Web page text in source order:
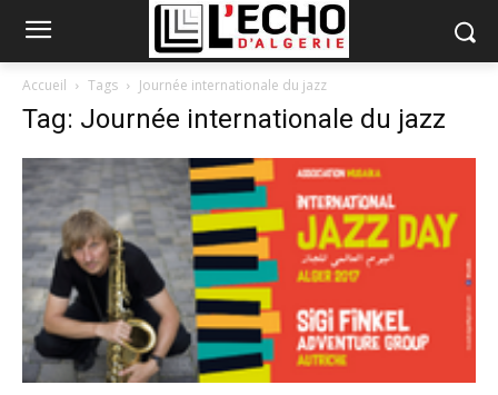
Accueil Tags Journée internationale du jazz
Tag: Journée internationale du jazz